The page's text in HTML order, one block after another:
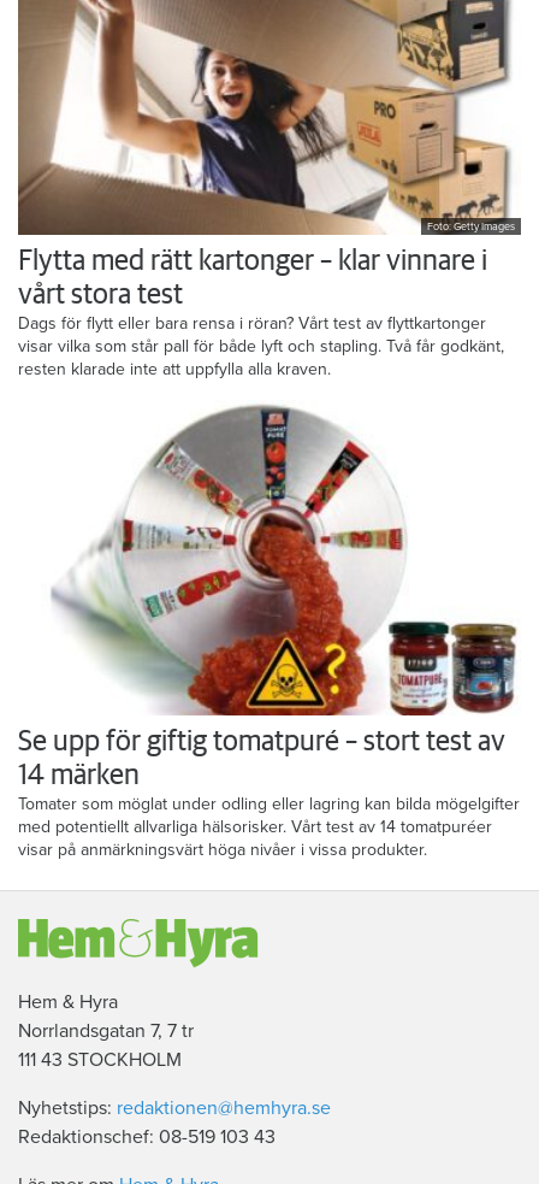
Foto: Getty Images
Flytta med rätt kartonger – klar vinnare i
vårt stora test
Dags för flytt eller bara rensa i röran? Vårt test av flyttkartonger
visar vilka som står pall för både lyft och stapling. Två får godkänt,
resten klarade inte att uppfylla alla kraven.
Se upp för giftig tomatpuré – stort test av
14 märken
Tomater som möglat under odling eller lagring kan bilda mögelgifter
med potentiellt allvarliga hälsorisker. Vårt test av 14 tomatpuréer
visar på anmärkningsvärt höga nivåer i vissa produkter.
Hem & Hyra
Norrlandsgatan 7, 7 tr
111 43 STOCKHOLM
Nyhetstips: redaktionen@hemhyra.se
Redaktionschef: 08-519 103 43